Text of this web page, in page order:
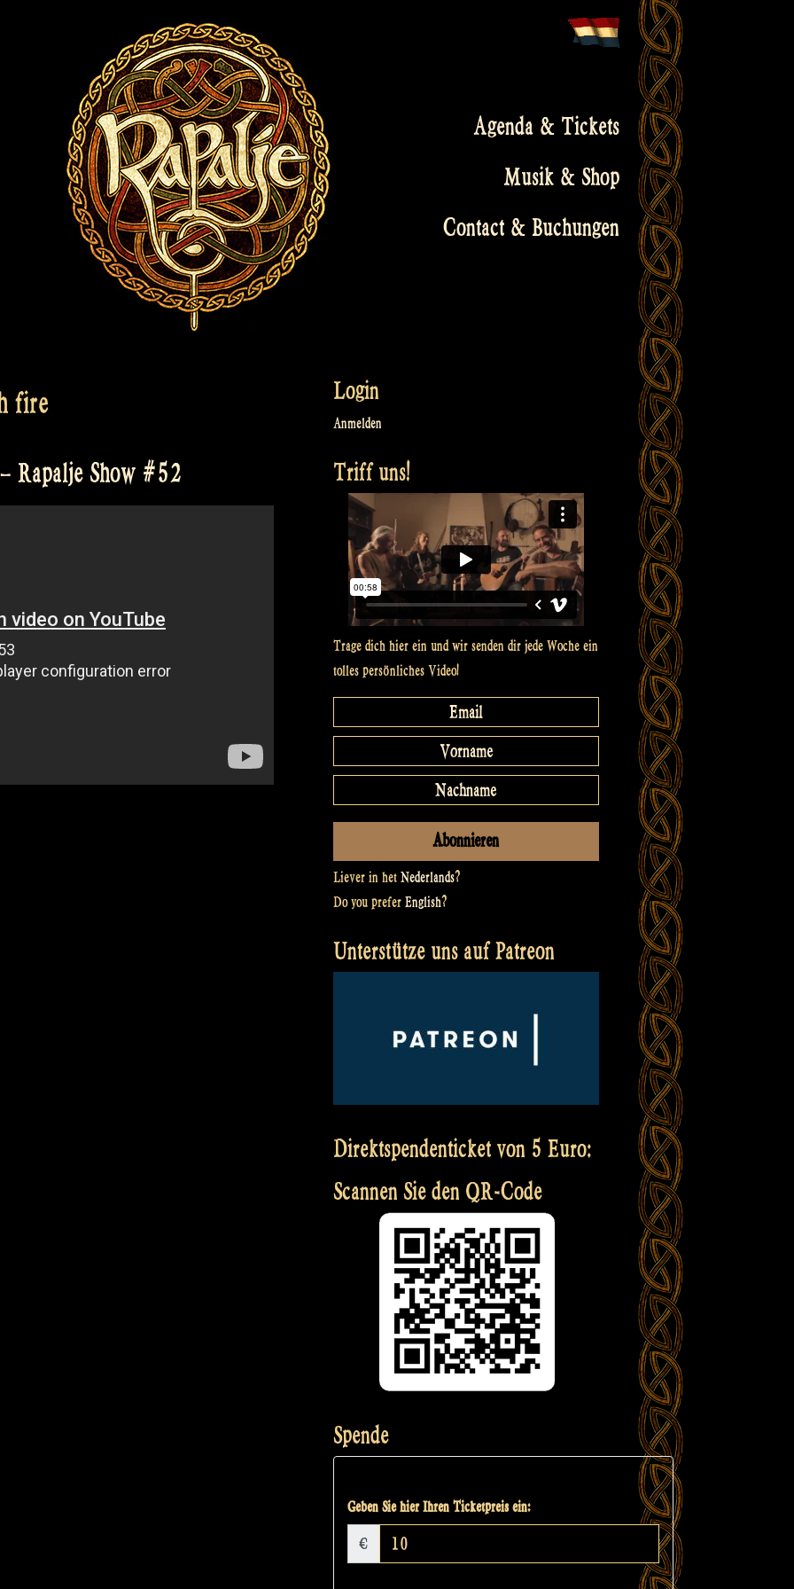
Agenda & Tickets
Musik & Shop
Contact & Buchungen
fire
Rapalje Show #52
Login
Anmelden
Triff uns!
Trage dich hier ein und wir senden dir jede Woche ein
tolles persönliches Video!
Liever in het Nederlands?
Do you prefer English?
Unterstütze uns auf Patreon
Direktspendenticket von 5 Euro:
Scannen Sie den QR-Code
Spende
Geben Sie hier Ihren Ticketpreis ein:
€